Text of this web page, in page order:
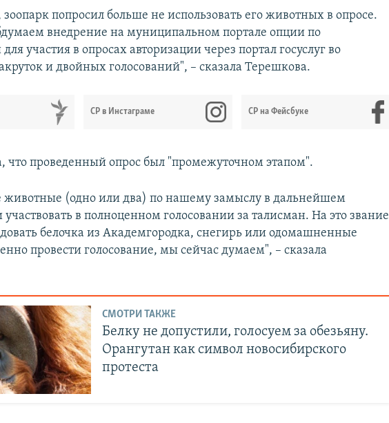
попросил больше не использовать его животных в опросе.
внедрение на муниципальном портале опции по
участия в опросах авторизации через портал госуслуг во
и двойных голосований", – сказала Терешкова.
СР в Инстаграме СР на Фейсбуке
что проведенный опрос был "промежуточном этапом".
(одно или два) по нашему замыслу в дальнейшем
в полноценном голосовании за талисман. На это звание
белочка из Академгородка, снегирь или одомашненные
провести голосование, мы сейчас думаем", – сказала
СМОТРИ ТАКЖЕ
Белку не допустили, голосуем за обезьяну.
Орангутан как символ новосибирского
протеста